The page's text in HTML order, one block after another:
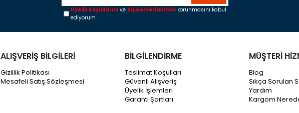
Üyelik koşullarını ve kişisel verilerimin korunmasını kabul
ediyorum.
ALIŞVERİŞ BİLGİLERİ
Gizlilik Politikası
Mesafeli Satış Sözleşmesi
BİLGİLENDİRME
Teslimat Koşulları
Güvenli Alışveriş
Üyelik İşlemleri
Garanti Şartları
MÜŞTERİ
Blog
Sıkça Sorulan
Yardım
Kargom